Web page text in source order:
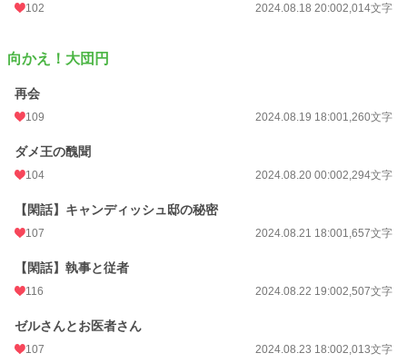
102 2024.08.18 20:002,014文字
向かえ！大団円
再会
109 2024.08.19 18:001,260文字
ダメ王の醜聞
104 2024.08.20 00:002,294文字
【閑話】キャンディッシュ邸の秘密
107 2024.08.21 18:001,657文字
【閑話】執事と従者
116 2024.08.22 19:002,507文字
ゼルさんとお医者さん
107 2024.08.23 18:002,013文字